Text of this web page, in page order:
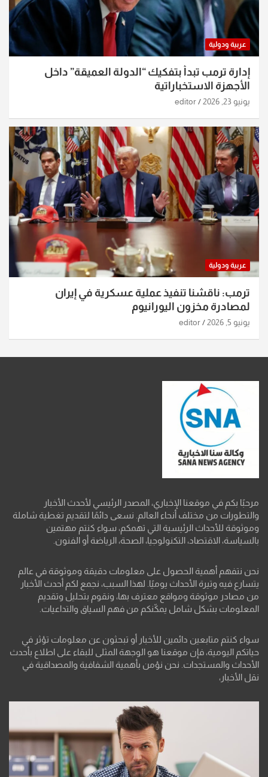
عربية ودولية
إدارة ترمب تبدأ بتفكيك “الدولة العميقة” داخل
الأجهزة الاستخباراتية
يونيو 23, 2026 editor
عربية ودولية
ترمب: ناقشنا تنفيذ عملية عسكرية في إيران
لمصادرة مخزون اليورانيوم
يونيو 5, 2026 editor
مرحبًا بكم في موقعنا الإخباري، المصدر الرئيسي لأحدث الأخبار
والتطورات من مختلف أنحاء العالم. نسعى دائمًا لتقديم تغطية شاملة
وموثوقة للأحداث الرئيسية التي تهمكم، سواء كنتم مهتمين
بالسياسة، الاقتصاد، التكنولوجيا، الصحة، الرياضة أو الفنون.
نحن نتفهم أهمية الحصول على معلومات دقيقة وموثوقة في عالم
يتسارع فيه وتيرة الأحداث يوميًا. لهذا السبب، نجمع لكم أحدث الأخبار
من مصادر موثوقة ومواقع معترف بها، ونقوم بتحليل وتقديم
المعلومات بشكل شامل يمكّنكم من فهم السياق والتداعيات.
سواء كنتم متابعين دائمين للأخبار أو تبحثون عن معلومات تؤثر في
حياتكم اليومية، فإن موقعنا هو الوجهة المثلى للبقاء على اطلاع بأحدث
الأحداث والمستجدات. نحن نؤمن بأهمية الشفافية والمصداقية في
نقل الأخبار،